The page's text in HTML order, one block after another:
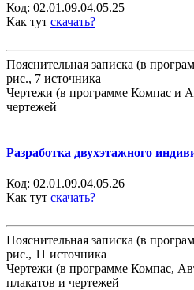
Код: 02.01.09.04.05.25
Как тут скачать?
Пояснительная записка (в
рис., 7 источника
Чертежи (в программе Компас и
чертежей
Разработка двухэтажного
Код: 02.01.09.04.05.26
Как тут скачать?
Пояснительная записка (в
рис., 11 источника
Чертежи (в программе Компас,
плакатов и чертежей